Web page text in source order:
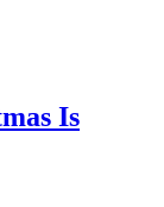
Is